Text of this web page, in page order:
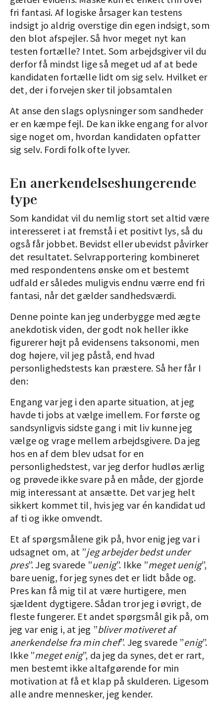
fri fantasi. Af logiske årsager kan testens
indsigt jo aldrig overstige din egen indsigt, som
den blot afspejler. Så hvor meget nyt kan
testen fortælle? Intet. Som arbejdsgiver vil du
derfor få mindst lige så meget ud af at bede
kandidaten fortælle lidt om sig selv. Hvilket er
det, der i forvejen sker til jobsamtalen
At anse den slags oplysninger som sandheder
er en kæmpe fejl. De kan ikke engang for alvor
sige noget om, hvordan kandidaten opfatter
sig selv. Fordi folk ofte lyver.
En anerkendelseshungerende
type
Som kandidat vil du nemlig stort set altid være
interesseret i at fremstå i et positivt lys, så du
også får jobbet. Bevidst eller ubevidst påvirker
det resultatet. Selvrapportering kombineret
med respondentens ønske om et bestemt
udfald er således muligvis endnu værre end fri
fantasi, når det gælder sandhedsværdi.
Denne pointe kan jeg underbygge med ægte
anekdotisk viden, der godt nok heller ikke
figurerer højt på evidensens taksonomi, men
dog højere, vil jeg påstå, end hvad
personlighedstests kan præstere. Så her får I
den:
Engang var jeg i den aparte situation, at jeg
havde ti jobs at vælge imellem. For første og
sandsynligvis sidste gang i mit liv kunne jeg
vælge og vrage mellem arbejdsgivere. Da jeg
hos en af dem blev udsat for en
personlighedstest, var jeg derfor hudløs ærlig
og prøvede ikke svare på en måde, der gjorde
mig interessant at ansætte. Det var jeg helt
sikkert kommet til, hvis jeg var én kandidat ud
af ti og ikke omvendt.
Et af spørgsmålene gik på, hvor enig jeg var i
udsagnet om, at ”jeg arbejder bedst under
pres”. Jeg svarede ”uenig”. Ikke ”meget uenig”,
bare uenig, for jeg synes det er lidt både og.
Pres kan få mig til at være hurtigere, men
sjældent dygtigere. Sådan tror jeg i øvrigt, de
fleste fungerer. Et andet spørgsmål gik på, om
jeg var enig i, at jeg ”bliver motiveret af
anerkendelse fra min chef”. Jeg svarede ”enig”.
Ikke ”meget enig”, da jeg da synes, det er rart,
men bestemt ikke altafgørende for min
motivation at få et klap på skulderen. Ligesom
alle andre mennesker, jeg kender.